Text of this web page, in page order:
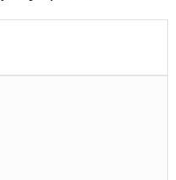
geciktirilmemesini istedi